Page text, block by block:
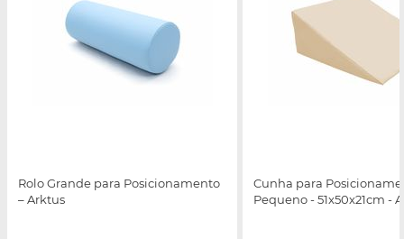
Rolo Grande para Posicionamento
– Arktus
Cunha para
Pequeno - 51x50x21cm -